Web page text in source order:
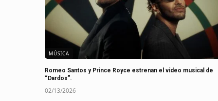
MÚSICA
Romeo Santos y Prince Royce estrenan el video musical de
“Dardos”.
02/13/2026